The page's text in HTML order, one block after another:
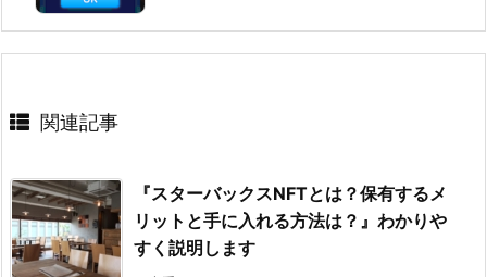
関連記事
『スターバックスNFTとは？保有するメ
リットと手に入れる方法は？』わかりや
すく説明します